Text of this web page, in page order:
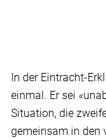
In der Eintracht-
einmal. Er sei
Situation, die
gemeinsam in den